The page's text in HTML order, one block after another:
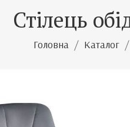
Стілець
Головна Каталог